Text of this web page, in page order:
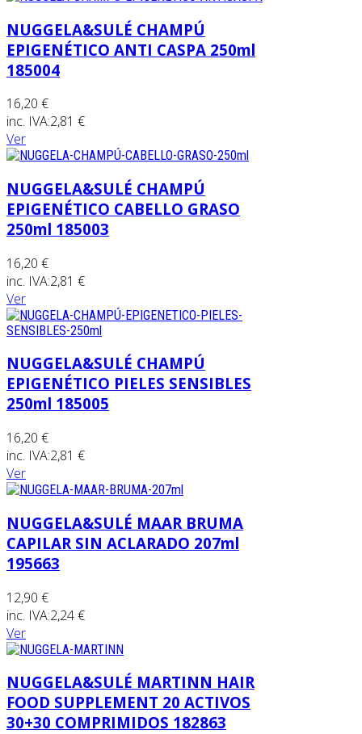
NUGGELA&SULÉ CHAMPÚ
EPIGENÉTICO ANTI CASPA 250ml
185004
16,20 €
inc. IVA:2,81 €
Ver
NUGGELA&SULÉ CHAMPÚ
EPIGENÉTICO CABELLO GRASO
250ml 185003
16,20 €
inc. IVA:2,81 €
Ver
NUGGELA&SULÉ CHAMPÚ
EPIGENÉTICO PIELES SENSIBLES
250ml 185005
16,20 €
inc. IVA:2,81 €
Ver
NUGGELA&SULÉ MAAR BRUMA
CAPILAR SIN ACLARADO 207ml
195663
12,90 €
inc. IVA:2,24 €
Ver
NUGGELA&SULÉ MARTINN HAIR
FOOD SUPPLEMENT 20 ACTIVOS
30+30 COMPRIMIDOS 182863